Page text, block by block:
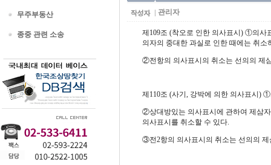
무주부동산
종중 관련 소송
관리자
제109조 (착오로 인한 의사표시) ①의사
의자의 중대한 과실로 인한 때에는 취소
②전항의 의사표시의 취소는 선의의 제
제110조 (사기, 강박에 의한 의사표시)
②상대방있는 의사표시에 관하여 제삼
의사표시를 취소할 수 있다.
③전2항의 의사표시의 취소는 선의의